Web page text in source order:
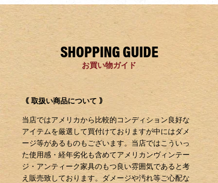
SHOPPING GUIDE
お買い物ガイド
｟ 取扱い商品について ｠
当店ではアメリカから比較的コンディション良好な
アイテムを厳選して買付けておりますが中にはダメ
ージ等があるものもございます。当店ではこういっ
た使用感・経年劣化も含めてアメリカンヴィンテー
ジ・アンティーク家具のもつ良い雰囲気であると考
え販売致しております。ダメージや汚れ等ご心配な